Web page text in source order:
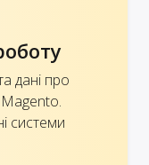
дані про
системи